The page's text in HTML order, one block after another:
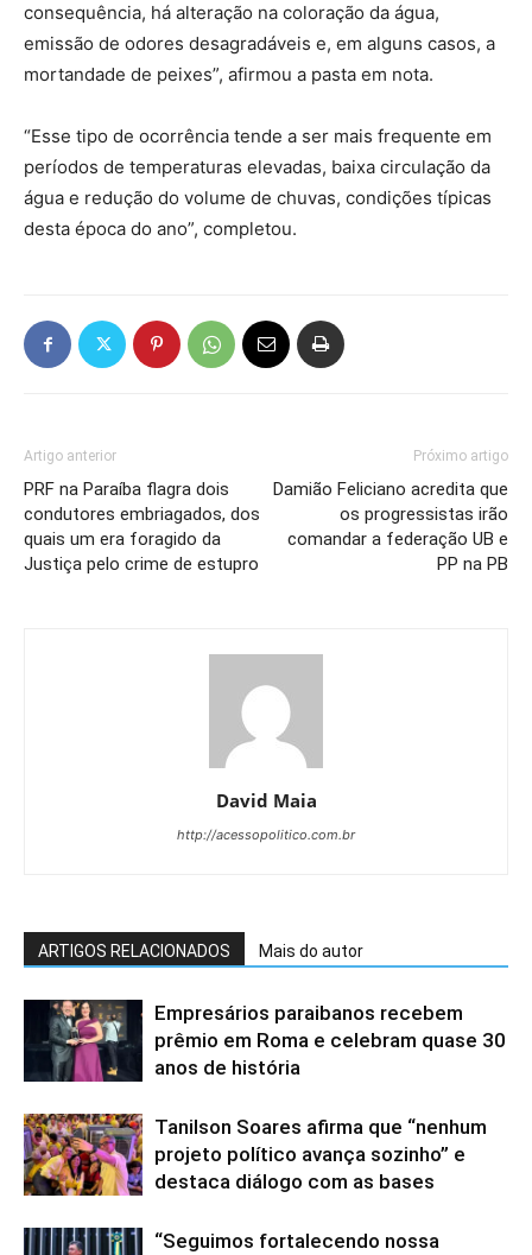
consequência, há alteração na coloração da água,
emissão de odores desagradáveis e, em alguns casos, a
mortandade de peixes”, afirmou a pasta em nota.
“Esse tipo de ocorrência tende a ser mais frequente em
períodos de temperaturas elevadas, baixa circulação da
água e redução do volume de chuvas, condições típicas
desta época do ano”, completou.
Artigo anterior
PRF na Paraíba flagra dois
condutores embriagados, dos
quais um era foragido da
Justiça pelo crime de estupro
Próximo artigo
Damião Feliciano acredita que
os progressistas irão
comandar a federação UB e
PP na PB
David Maia
http://acessopolitico.com.br
ARTIGOS RELACIONADOS Mais do autor
Empresários paraibanos recebem
prêmio em Roma e celebram quase 30
anos de história
Tanilson Soares afirma que “nenhum
projeto político avança sozinho” e
destaca diálogo com as bases
“Seguimos fortalecendo nossa